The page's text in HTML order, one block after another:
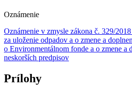
Oznámenie
Oznámenie v zmysle zákona č. 329/
za uloženie odpadov a o zmene a
o Environmentálnom fonde a o zmene a
neskorších predpisov
Prílohy